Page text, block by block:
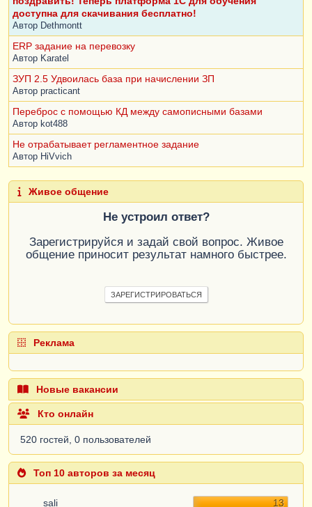
доступна для скачивания бесплатно!
Автор Dethmontt
ERP задание на перевозку
Автор Karatel
ЗУП 2.5 Удвоилась база при начислении ЗП
Автор practicant
Переброс с помощью КД между самописными базами
Автор kot488
Не отрабатывает регламентное задание
Автор HiVvich
Живое общение
Не устроил ответ?
Зарегистрируйся и задай свой вопрос. Живое
общение приносит результат намного быстрее.
ЗАРЕГИСТРИРОВАТЬСЯ
Реклама
Новые вакансии
Кто онлайн
520 гостей, 0 пользователей
Топ 10 авторов за месяц
sali 13